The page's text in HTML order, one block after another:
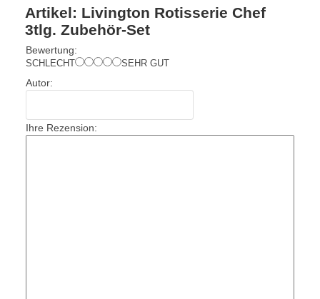
Artikel: Livington Rotisserie Chef
3tlg. Zubehör-Set
Bewertung:
SCHLECHT SEHR GUT
Autor:
Ihre Rezension: